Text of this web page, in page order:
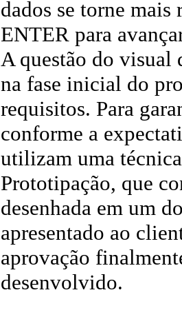
dados se torne
ENTER para
A questão do visual
na fase inicial do
requisitos. Para
conforme a
utilizam uma
Prototipação, que
desenhada em um
apresentado ao
aprovação
desenvolvido.